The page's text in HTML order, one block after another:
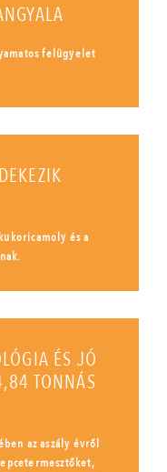
felügyelet
és a
ÉS JÓ
TONNÁS
az aszály évről